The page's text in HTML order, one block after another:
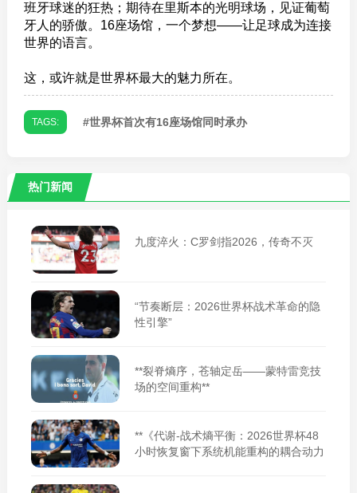
班牙球迷的狂热；期待在里斯本的光明球场，见证葡萄
牙人的骄傲。16座场馆，一个梦想——让足球成为连接
世界的语言。
这，或许就是世界杯最大的魅力所在。
TAGS: #世界杯首次有16座场馆同时承办
热门新闻
九度淬火：C罗剑指2026，传奇不灭
“节奏断层：2026世界杯战术革命的隐
性引擎”
**裂脊熵序，苍轴定岳——蒙特雷竞技
场的空间重构**
**《代谢-战术熵平衡：2026世界杯48
小时恢复窗下系统机能重构的耦合动力